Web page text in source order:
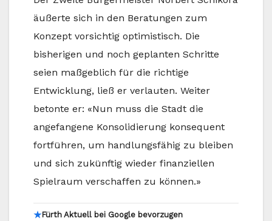
äußerte sich in den Beratungen zum
Konzept vorsichtig optimistisch. Die
bisherigen und noch geplanten Schritte
seien maßgeblich für die richtige
Entwicklung, ließ er verlauten. Weiter
betonte er: «Nun muss die Stadt die
angefangene Konsolidierung konsequent
fortführen, um handlungsfähig zu bleiben
und sich zukünftig wieder finanziellen
Spielraum verschaffen zu können.»
★Fürth Aktuell bei Google bevorzugen